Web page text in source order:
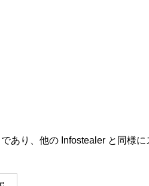
あり、他の Infostealer と同様